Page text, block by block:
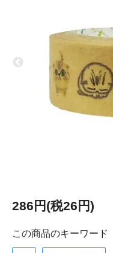
286円(税26円)
この商品のキーワード